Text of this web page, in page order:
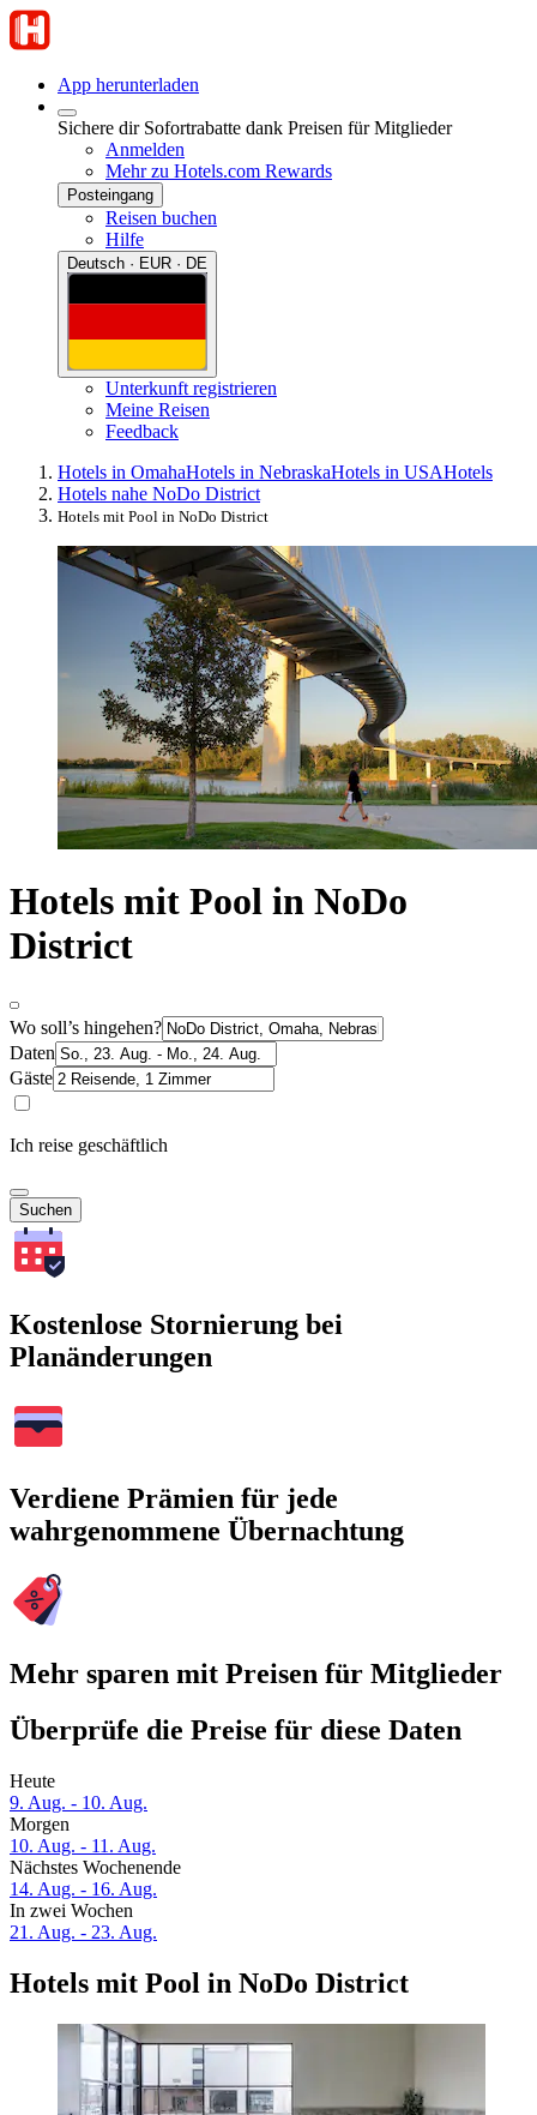
App herunterladen
Sichere dir Sofortrabatte dank Preisen für Mitglieder
Anmelden
Mehr zu Hotels.com Rewards
Posteingang
Reisen buchen
Hilfe
Deutsch · EUR · DE
Unterkunft registrieren
Meine Reisen
Feedback
Hotels in OmahaHotels in NebraskaHotels in USAHotels
Hotels nahe NoDo District
Hotels mit Pool in NoDo District
Hotels mit Pool in NoDo
District
Wo soll’s hingehen?
Daten
Gäste
Ich reise geschäftlich
Suchen
Kostenlose Stornierung bei
Planänderungen
Verdiene Prämien für jede
wahrgenommene Übernachtung
Mehr sparen mit Preisen für Mitglieder
Überprüfe die Preise für diese Daten
Heute
9. Aug. - 10. Aug.
Morgen
10. Aug. - 11. Aug.
Nächstes Wochenende
14. Aug. - 16. Aug.
In zwei Wochen
21. Aug. - 23. Aug.
Hotels mit Pool in NoDo District